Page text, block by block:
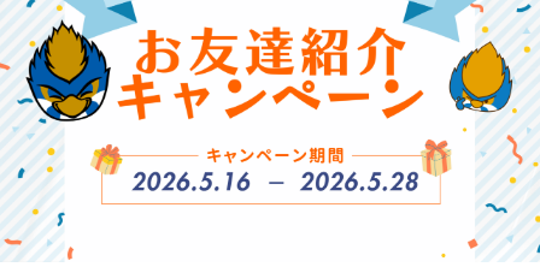
TOPチーム
試合情報
チケット
イベント
試合情報トップ
試合データ
試合日程・結果
順位表・ゴールランキング
観戦する
チケットを買う
クラブを知る
クラブを知るトップ
ファンになる